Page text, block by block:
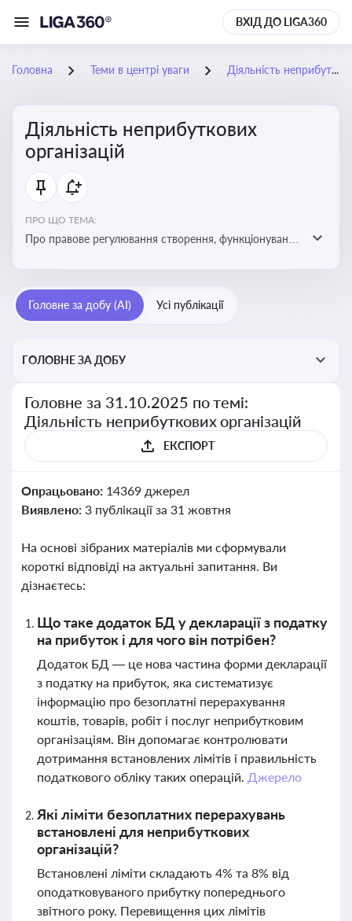
ВХІД ДО LIGA360
Головна Теми в центрі уваги Діяльність неприбуткових організацій
Діяльність неприбуткових
організацій
ПРО ЩО ТЕМА:
Про правове регулювання створення, функціонування
Головне за добу (AI) Усі публікації
ГОЛОВНЕ ЗА ДОБУ
Головне за 31.10.2025 по темі:
Діяльність неприбуткових організацій
ЕКСПОРТ
Опрацьовано: 14369 джерел
Виявлено: 3 публікації за 31 жовтня
На основі зібраних матеріалів ми сформували
короткі відповіді на актуальні запитання. Ви
дізнаєтесь:
Що таке додаток БД у декларації з податку
на прибуток і для чого він потрібен?
Додаток БД — це нова частина форми декларації
з податку на прибуток, яка систематизує
інформацію про безоплатні перерахування
коштів, товарів, робіт і послуг неприбутковим
організаціям. Він допомагає контролювати
дотримання встановлених лімітів і правильність
податкового обліку таких операцій. Джерело
Які ліміти безоплатних перерахувань
встановлені для неприбуткових
організацій?
Встановлені ліміти складають 4% та 8% від
оподатковуваного прибутку попереднього
звітного року. Перевищення цих лімітів